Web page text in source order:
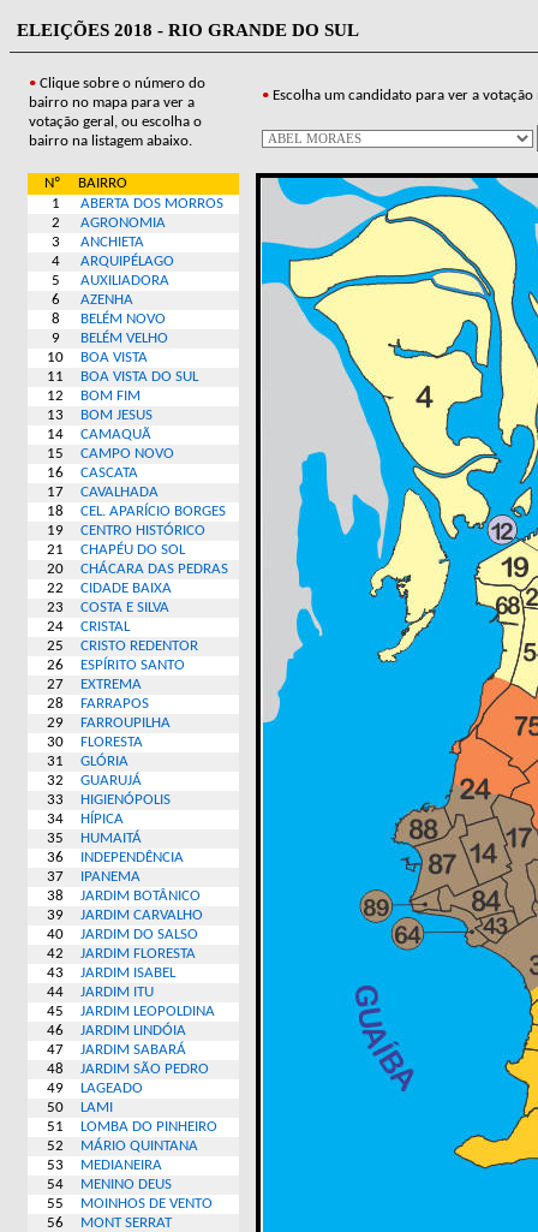
ELEIÇÕES 2018 - RIO GRANDE DO SUL
•Clique sobre o número do
bairro no mapa para ver a
votação geral, ou escolha o
bairro na listagem abaixo.
•Escolha um candidato para ver a votação
Nº
BAIRRO
1
ABERTA DOS MORROS
2
AGRONOMIA
3
ANCHIETA
4
ARQUIPÉLAGO
5
AUXILIADORA
6
AZENHA
8
BELÉM NOVO
9
BELÉM VELHO
10
BOA VISTA
11
BOA VISTA DO SUL
12
BOM FIM
13
BOM JESUS
14
CAMAQUÃ
15
CAMPO NOVO
16
CASCATA
17
CAVALHADA
18
CEL. APARÍCIO BORGES
19
CENTRO HISTÓRICO
21
CHAPÉU DO SOL
20
CHÁCARA DAS PEDRAS
22
CIDADE BAIXA
23
COSTA E SILVA
24
CRISTAL
25
CRISTO REDENTOR
26
ESPÍRITO SANTO
27
EXTREMA
28
FARRAPOS
29
FARROUPILHA
30
FLORESTA
31
GLÓRIA
32
GUARUJÁ
33
HIGIENÓPOLIS
34
HÍPICA
35
HUMAITÁ
36
INDEPENDÊNCIA
37
IPANEMA
38
JARDIM BOTÂNICO
39
JARDIM CARVALHO
40
JARDIM DO SALSO
42
JARDIM FLORESTA
43
JARDIM ISABEL
44
JARDIM ITU
45
JARDIM LEOPOLDINA
46
JARDIM LINDÓIA
47
JARDIM SABARÁ
48
JARDIM SÃO PEDRO
49
LAGEADO
50
LAMI
51
LOMBA DO PINHEIRO
52
MÁRIO QUINTANA
53
MEDIANEIRA
54
MENINO DEUS
55
MOINHOS DE VENTO
56
MONT SERRAT